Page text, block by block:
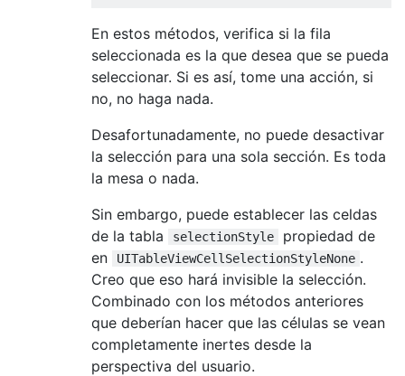
En estos métodos, verifica si la fila
seleccionada es la que desea que se pueda
seleccionar. Si es así, tome una acción, si
no, no haga nada.
Desafortunadamente, no puede desactivar
la selección para una sola sección. Es toda
la mesa o nada.
Sin embargo, puede establecer las celdas
de la tabla
selectionStyle
propiedad de
en
UITableViewCellSelectionStyleNone .
Creo que eso hará invisible la selección.
Combinado con los métodos anteriores
que deberían hacer que las células se vean
completamente inertes desde la
perspectiva del usuario.